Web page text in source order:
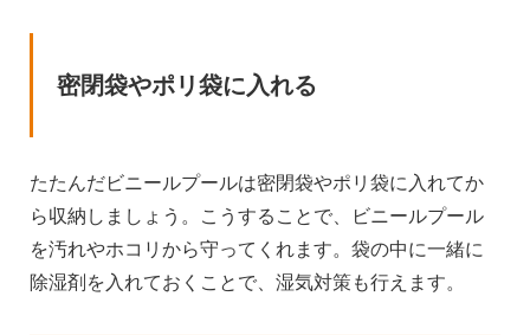
密閉袋やポリ袋に入れる
たたんだビニールプールは密閉袋やポリ袋に入れてか
ら収納しましょう。こうすることで、ビニールプール
を汚れやホコリから守ってくれます。袋の中に一緒に
除湿剤を入れておくことで、湿気対策も行えます。